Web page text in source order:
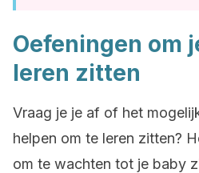
Oefeningen om
leren zitten
Vraag je je af of het
helpen om te leren zitten?
om te wachten tot je baby